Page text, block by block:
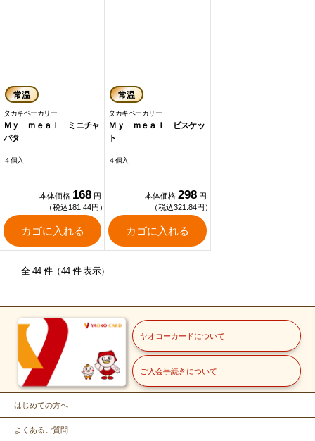
常温
タカキベーカリー
Ｍｙ ｍｅａｌ ミニチャ
バタ
４個入
本体価格 168 円
（税込181.44円）
カゴに入れる
常温
タカキベーカリー
Ｍｙ ｍｅａｌ ビスケッ
ト
４個入
本体価格 298 円
（税込321.84円）
カゴに入れる
全 44 件（44 件 表示）
ヤオコーカードについて
ご入会手続きについて
はじめての方へ
よくあるご質問